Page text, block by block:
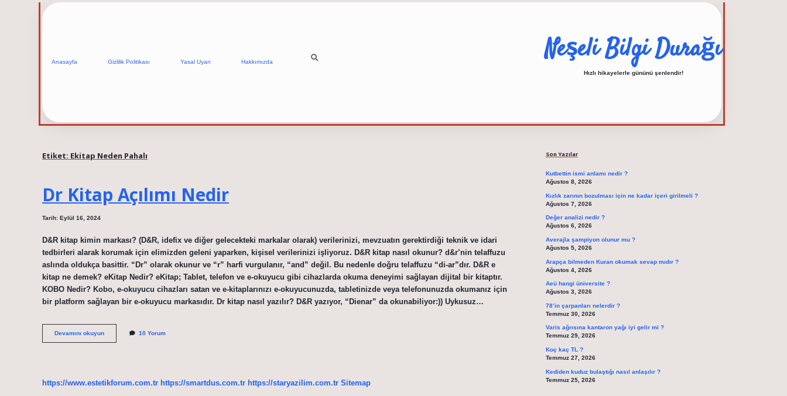
Anasayfa Gizlilik Politikası Yasal Uyarı Hakkımızda Neşeli Bilgi Durağı
Hızlı hikayelerle gününü şenlendir!
Etiket: Ekitap Neden Pahalı
Dr Kitap Açılımı Nedir
Tarih: Eylül 16, 2024
D&R kitap kimin markası? (D&R, idefix ve diğer gelecekteki markalar olarak) verilerinizi, mevzuatın gerektirdiği teknik ve idari
tedbirleri alarak korumak için elimizden geleni yaparken, kişisel verilerinizi işliyoruz. D&R kitap nasıl okunur? d&r’nin telaffuzu
aslında oldukça basittir. “Dr” olarak okunur ve “r” harfi vurgulanır, “and” değil. Bu nedenle doğru telaffuzu “di-ar”dır. D&R e
kitap ne demek? eKitap Nedir? eKitap; Tablet, telefon ve e-okuyucu gibi cihazlarda okuma deneyimi sağlayan dijital bir kitaptır.
KOBO Nedir? Kobo, e-okuyucu cihazları satan ve e-kitaplarınızı e-okuyucunuzda, tabletinizde veya telefonunuzda okumanız için
bir platform sağlayan bir e-okuyucu markasıdır. Dr kitap nasıl yazılır? D&R yazıyor, “Dienar” da okunabiliyor:)) Uykusuz…
Devamını okuyunDr
Kitap
10 Yorum
https://www.estetikforum.com.tr https://smartdus.com.tr https://staryazilim.com.tr Sitemap
Son Yazılar
Kutbettin ismi anlamı nedir ?
Ağustos 8, 2026
Kızlık zarının bozulması için ne kadar içeri girilmeli ?
Ağustos 7, 2026
Değer analizi nedir ?
Ağustos 6, 2026
Averajla şampiyon olunur mu ?
Ağustos 5, 2026
Arapça bilmeden Kuran okumak sevap mıdır ?
Ağustos 4, 2026
Aeü hangi üniversite ?
Ağustos 3, 2026
78’in çarpanları nelerdir ?
Temmuz 30, 2026
Varis ağrısına kantaron yağı iyi gelir mi ?
Temmuz 29, 2026
Koç kaç TL ?
Temmuz 27, 2026
Kediden kuduz bulaştığı nasıl anlaşılır ?
Temmuz 25, 2026
elexbet güncel